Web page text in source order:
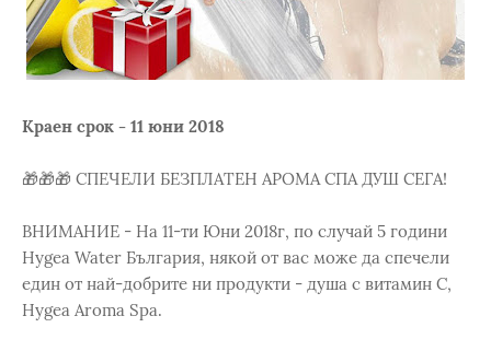
Краен срок - 11 юни 2018
🎁🎁🎁 СПЕЧЕЛИ БЕЗПЛАТЕН АРОМА СПА ДУШ СЕГА!
ВНИМАНИЕ - На 11-ти Юни 2018г, по случай 5 години
Hygea Water България, някой от вас може да спечели
един от най-добрите ни продукти - душа с витамин С,
Hygea Aroma Spa.